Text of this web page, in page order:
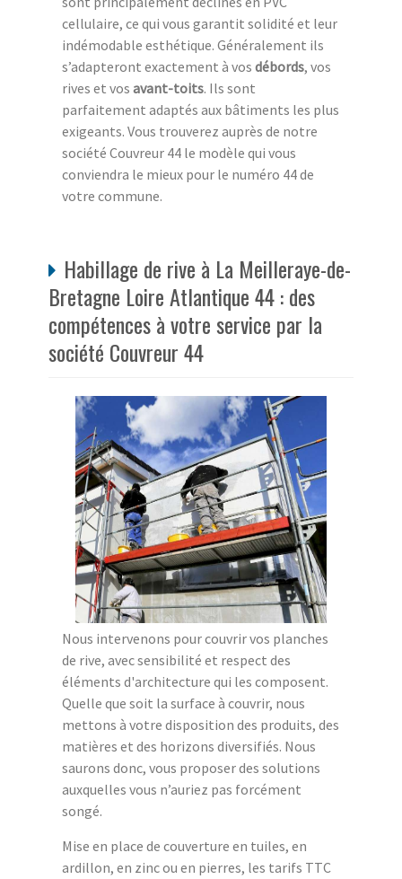
cellulaire, ce qui vous garantit solidité et leur
indémodable esthétique. Généralement ils
s’adapteront exactement à vos débords, vos
rives et vos avant-toits. Ils sont
parfaitement adaptés aux bâtiments les plus
exigeants. Vous trouverez auprès de notre
société Couvreur 44 le modèle qui vous
conviendra le mieux pour le numéro 44 de
votre commune.
Habillage de rive à La Meilleraye-de-
Bretagne Loire Atlantique 44 : des
compétences à votre service par la
société Couvreur 44
Nous intervenons pour couvrir vos planches
de rive, avec sensibilité et respect des
éléments d'architecture qui les composent.
Quelle que soit la surface à couvrir, nous
mettons à votre disposition des produits, des
matières et des horizons diversifiés. Nous
saurons donc, vous proposer des solutions
auxquelles vous n’auriez pas forcément
songé.
Mise en place de couverture en tuiles, en
ardillon, en zinc ou en pierres, les tarifs TTC